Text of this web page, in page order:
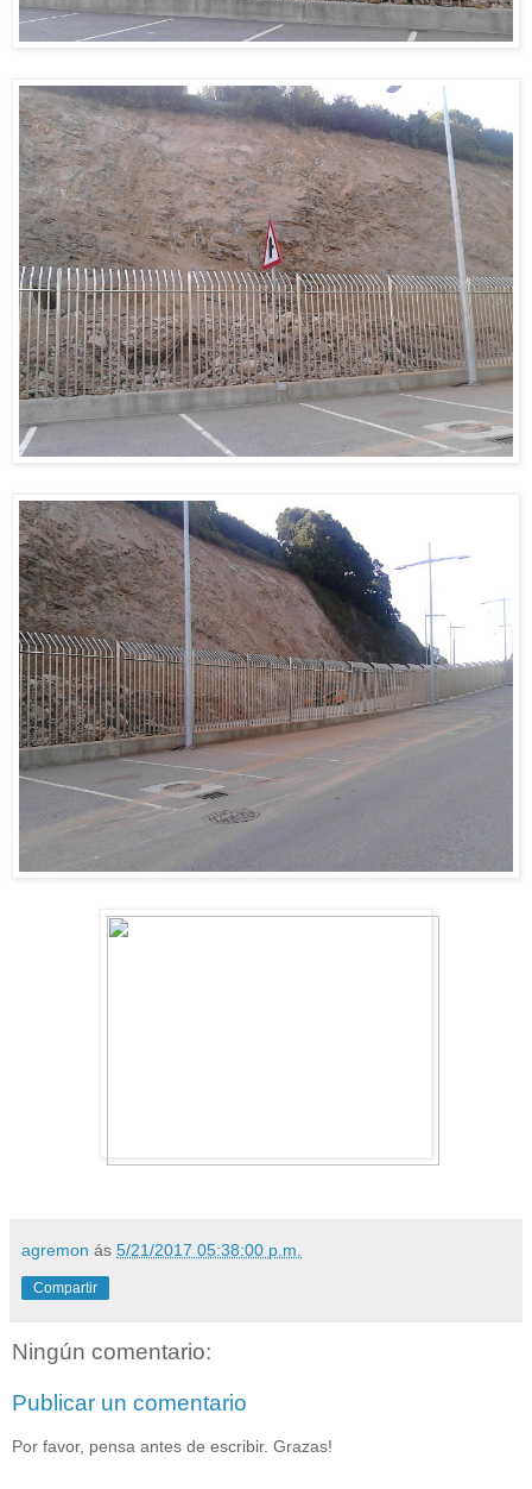
agremon ás 5/21/2017 05:38:00 p.m.
Compartir
Ningún comentario:
Publicar un comentario
Por favor, pensa antes de escribir. Grazas!